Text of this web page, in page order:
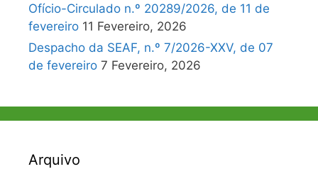
Ofício-Circulado n.º 20289/2026, de 11 de
fevereiro 11 Fevereiro, 2026
Despacho da SEAF, n.º 7/2026-XXV, de 07
de fevereiro 7 Fevereiro, 2026
Arquivo